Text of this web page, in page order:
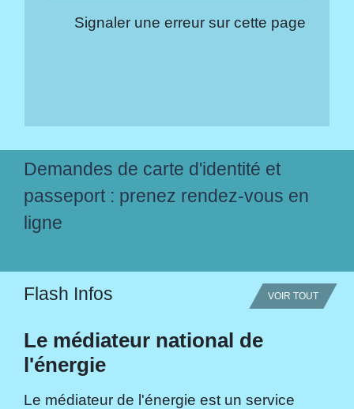
Signaler une erreur sur cette page
Demandes de carte d'identité et
passeport : prenez rendez-vous en
ligne
Flash Infos VOIR TOUT
Le médiateur national de
l'énergie
Le médiateur de l'énergie est un service